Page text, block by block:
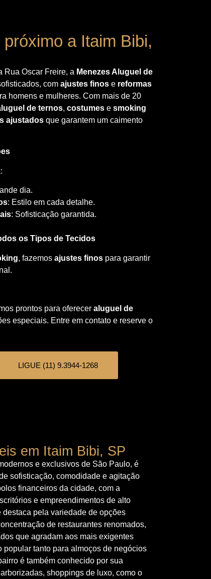
a Itaim Bibi,
Rua Oscar Freire, a Menezes Aluguel de
com ajustes finos e reformas
homens e mulheres. Com mais de 20
de ternos, costumes e smoking
ajustados que garantem um caimento
dia.
: Estilo em cada detalhe.
: Sofisticação garantida.
os Tipos de Tecidos
, fazemos ajustes finos para garantir
prontos para oferecer aluguel de
especiais. Entre em contato e reserve o
LIGUE (11) 9.3944-1268
em Itaim Bibi, SP
e exclusivos de São Paulo, é
sofisticação, comodidade e agitação
financeiros da cidade, com a
e empreendimentos de alto
pela variedade de opções
de restaurantes renomados,
que agradam aos mais exigentes
popular tanto para almoços de negócios
é também conhecido por sua
shoppings de luxo, como o